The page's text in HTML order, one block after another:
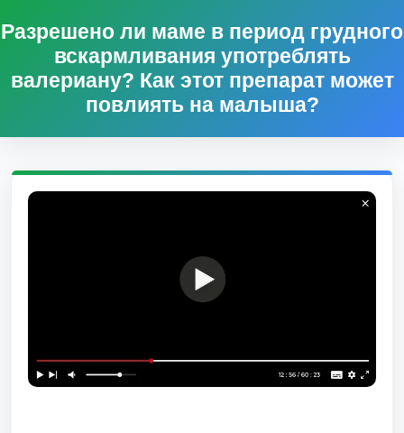
Разрешено ли маме в период грудного
вскармливания употреблять
валериану? Как этот препарат может
повлиять на малыша?